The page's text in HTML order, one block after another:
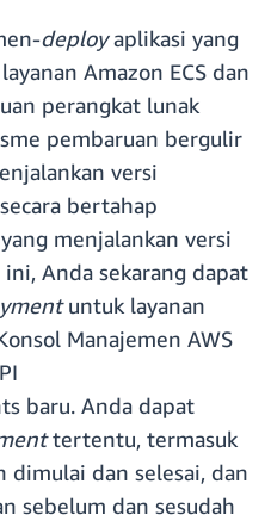
deployaplikasi yang
Amazon ECS dan
perangkat lunak
pembaruan bergulir
versi
bertahap
menjalankan versi
Anda sekarang dapat
untuk layanan
Manajemen AWS
baru. Anda dapat
tertentu, termasuk
dimulai dan selesai, dan
sebelum dan sesudah